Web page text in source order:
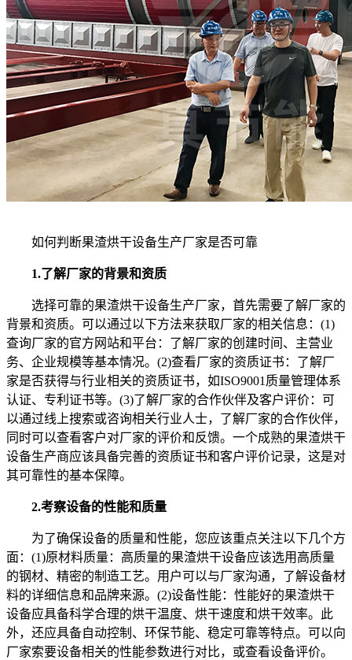
如何判断果渣烘干设备生产厂家是否可靠
1.了解厂家的背景和资质
选择可靠的果渣烘干设备生产厂家，首先需要了解厂家的
背景和资质。可以通过以下方法来获取厂家的相关信息：(1)
查询厂家的官方网站和平台：了解厂家的创建时间、主营业
务、企业规模等基本情况。(2)查看厂家的资质证书：了解厂
家是否获得与行业相关的资质证书，如ISO9001质量管理体系
认证、专利证书等。(3)了解厂家的合作伙伴及客户评价：可
以通过线上搜索或咨询相关行业人士，了解厂家的合作伙伴，
同时可以查看客户对厂家的评价和反馈。一个成熟的果渣烘干
设备生产商应该具备完善的资质证书和客户评价记录，这是对
其可靠性的基本保障。
2.考察设备的性能和质量
为了确保设备的质量和性能，您应该重点关注以下几个方
面：(1)原材料质量：高质量的果渣烘干设备应该选用高质量
的钢材、精密的制造工艺。用户可以与厂家沟通，了解设备材
料的详细信息和品牌来源。(2)设备性能：性能好的果渣烘干
设备应具备科学合理的烘干温度、烘干速度和烘干效率。此
外，还应具备自动控制、环保节能、稳定可靠等特点。可以向
厂家索要设备相关的性能参数进行对比，或查看设备评价。